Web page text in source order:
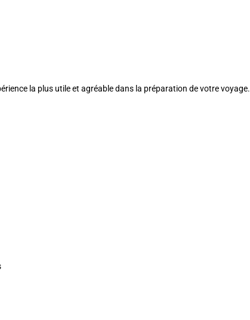
la plus utile et agréable dans la préparation de votre voyage.